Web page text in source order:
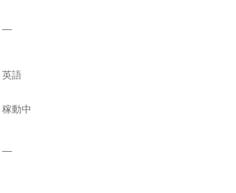
―
英語
稼動中
―